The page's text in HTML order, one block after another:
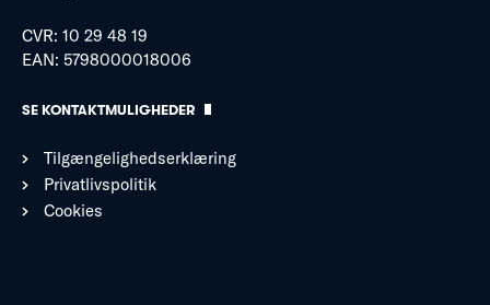
CVR: 10 29 48 19
EAN: 5798000018006
SE KONTAKTMULIGHEDER
Tilgængelighedserklæring
Privatlivspolitik
Cookies